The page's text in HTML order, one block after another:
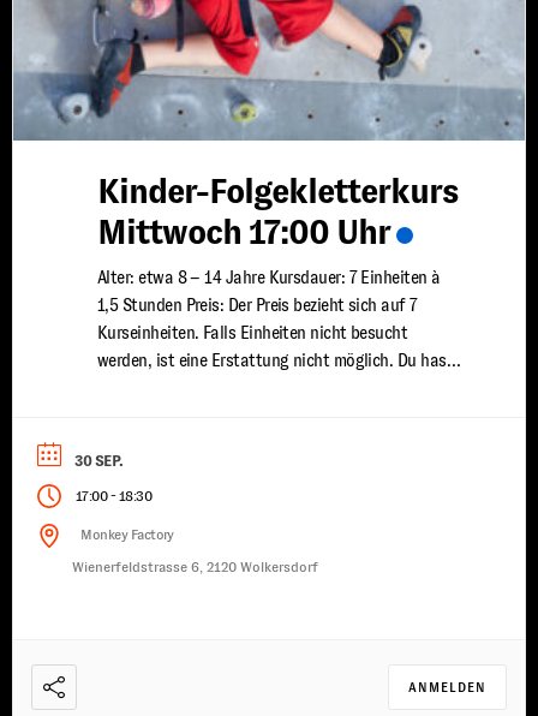
Kinder-Folgekletterkurs
Mittwoch 17:00 Uhr
Alter: etwa 8 – 14 Jahre Kursdauer: 7 Einheiten à
1,5 Stunden Preis: Der Preis bezieht sich auf 7
Kurseinheiten. Falls Einheiten nicht besucht
werden, ist eine Erstattung nicht möglich. Du hast
vertiefen wir dein Wissen und deine Technik, damit
...
30 SEP.
17:00-18:30
Monkey Factory
Wienerfeldstrasse 6, 2120 Wolkersdorf
ANMELDEN